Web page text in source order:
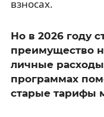
взносах.
Но в 2026 году
преимущество
личные
программах
старые тарифы